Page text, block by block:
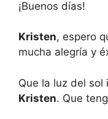
¡Buenos días!
Kristen, espero
mucha alegría y
Que la luz del sol
Kristen. Que